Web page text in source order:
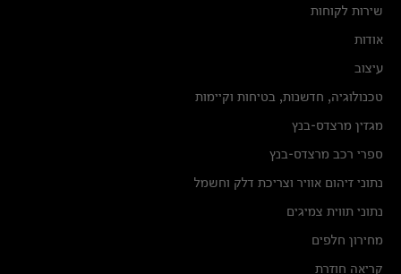
שירות לקוחות
אודות
עיצוב
טכנולוגיה, חדשנות, בטיחות וקיימות
מגזין מרצדס-בנץ
ספרי רכב מרצדס-בנץ
נתוני זיהום אוויר וצריכת דלק וחשמל
נתוני תווית צמיגים
מחירון חלפים
קריאה חוזרת